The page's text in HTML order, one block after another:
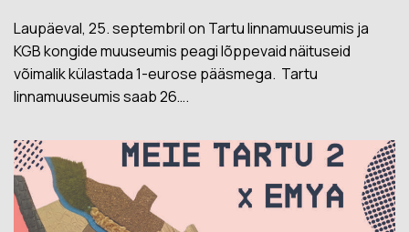
Laupäeval, 25. septembril on Tartu linnamuuseumis ja
KGB kongide muuseumis peagi lõppevaid näituseid
võimalik külastada 1-eurose pääsmega. Tartu
linnamuuseumis saab 26….